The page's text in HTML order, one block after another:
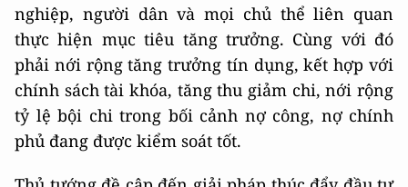
nghiệp, người dân và mọi chủ thể liên quan
thực hiện mục tiêu tăng trưởng. Cùng với đó
phải nới rộng tăng trưởng tín dụng, kết hợp với
chính sách tài khóa, tăng thu giảm chi, nới rộng
tỷ lệ bội chi trong bối cảnh nợ công, nợ chính
phủ đang được kiểm soát tốt.